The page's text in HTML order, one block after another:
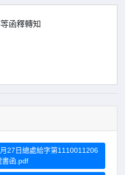
函釋轉知
27日總處給字第1110011206
書函.pdf